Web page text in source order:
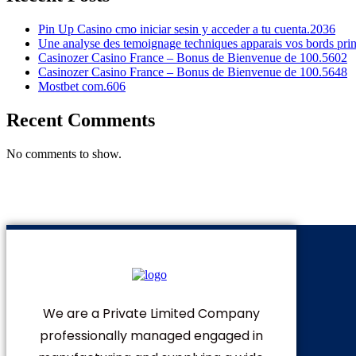
Pin Up Casino cmo iniciar sesin y acceder a tu cuenta.2036
Une analyse des temoignage techniques apparais vos bords
Casinozer Casino France – Bonus de Bienvenue de 100.5602
Casinozer Casino France – Bonus de Bienvenue de 100.5648
Mostbet com.606
Recent Comments
No comments to show.
We are a Private Limited Company
professionally managed engaged in